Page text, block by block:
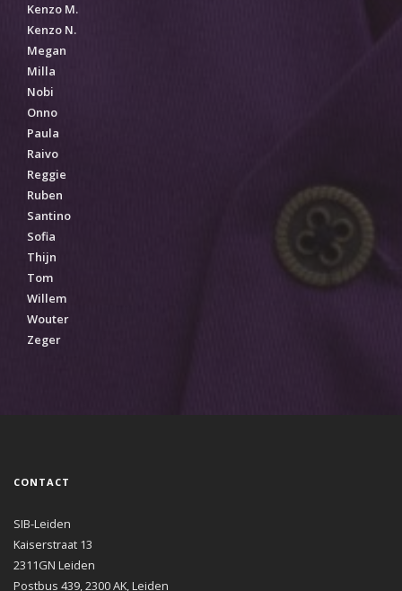
Kenzo M.
Kenzo N.
Megan
Milla
Nobi
Onno
Paula
Raivo
Reggie
Ruben
Santino
Sofia
Thijn
Tom
Willem
Wouter
Zeger
CONTACT
SIB-Leiden
Kaiserstraat 13
2311GN Leiden
Postbus 439, 2300 AK, Leiden